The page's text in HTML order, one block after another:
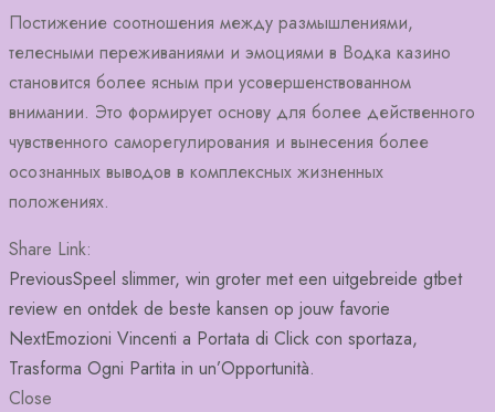
Постижение соотношения между размышлениями,
телесными переживаниями и эмоциями в Водка казино
становится более ясным при усовершенствованном
внимании. Это формирует основу для более действенного
чувственного саморегулирования и вынесения более
осознанных выводов в комплексных жизненных
положениях.
Share Link:
Post
navigation
PreviousSpeel slimmer, win groter met een uitgebreide gtbet
review en ontdek de beste kansen op jouw favorie
NextEmozioni Vincenti a Portata di Click con sportaza,
Trasforma Ogni Partita in un’Opportunità.
Close